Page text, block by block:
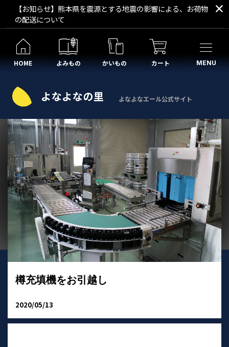
【お知らせ】熊本県を震源とする地震の影響による、お荷物
の配送について
HOME よみもの かいもの カート MENU
よなよなエール公式サイト
樽充填機をお引越し
2020/05/13